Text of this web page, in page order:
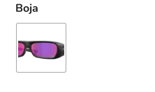
Boja